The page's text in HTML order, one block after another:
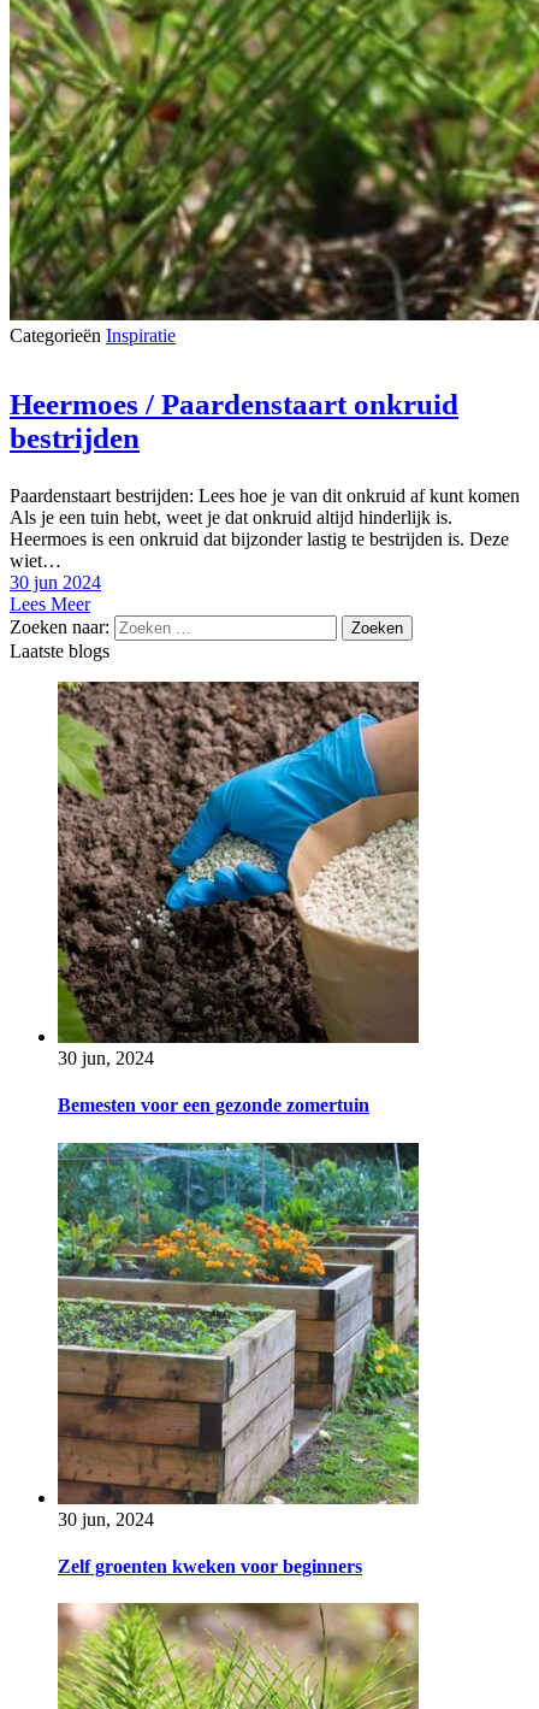
Categorieën Inspiratie
Heermoes / Paardenstaart onkruid
bestrijden
Paardenstaart bestrijden: Lees hoe je van dit onkruid af kunt komen
Als je een tuin hebt, weet je dat onkruid altijd hinderlijk is.
Heermoes is een onkruid dat bijzonder lastig te bestrijden is. Deze
wiet…
30 jun 2024
Lees Meer
Zoeken naar:
Laatste blogs
30 jun, 2024
Bemesten voor een gezonde zomertuin
30 jun, 2024
Zelf groenten kweken voor beginners